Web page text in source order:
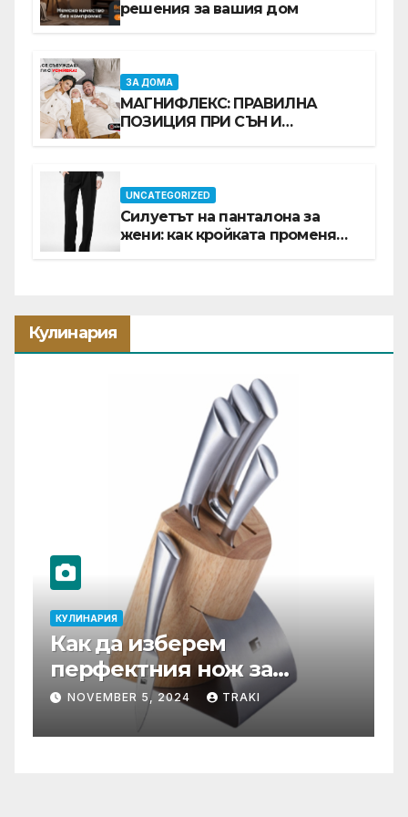
решения за вашия дом
ЗА ДОМА
МАГНИФЛЕКС: ПРАВИЛНА
ПОЗИЦИЯ ПРИ СЪН И
UNCATEGORIZED
Силуетът на панталона за
жени: как кройката променя
Кулинария
КУЛИНАРИЯ
Как да изберем
перфектния нож за
нашата кухня?
NOVEMBER 5, 2024 TRAKI